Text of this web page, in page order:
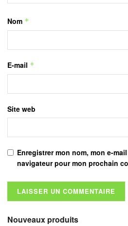
Nom *
E-mail *
Site web
Enregistrer mon nom, mon e-
navigateur pour mon prochain
Nouveaux produits